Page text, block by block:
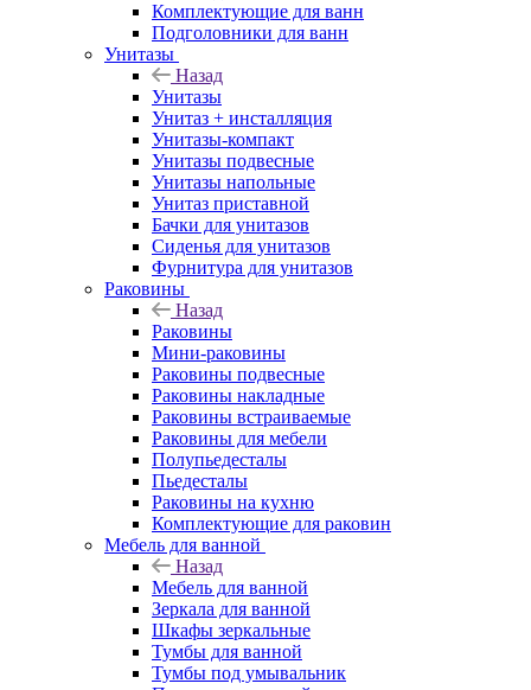
Комплектующие для ванн
Подголовники для ванн
Унитазы
Назад
Унитазы
Унитаз + инсталляция
Унитазы-компакт
Унитазы подвесные
Унитазы напольные
Унитаз приставной
Бачки для унитазов
Сиденья для унитазов
Фурнитура для унитазов
Раковины
Назад
Раковины
Мини-раковины
Раковины подвесные
Раковины накладные
Раковины встраиваемые
Раковины для мебели
Полупьедесталы
Пьедесталы
Раковины на кухню
Комплектующие для раковин
Мебель для ванной
Назад
Мебель для ванной
Зеркала для ванной
Шкафы зеркальные
Тумбы для ванной
Тумбы под умывальник